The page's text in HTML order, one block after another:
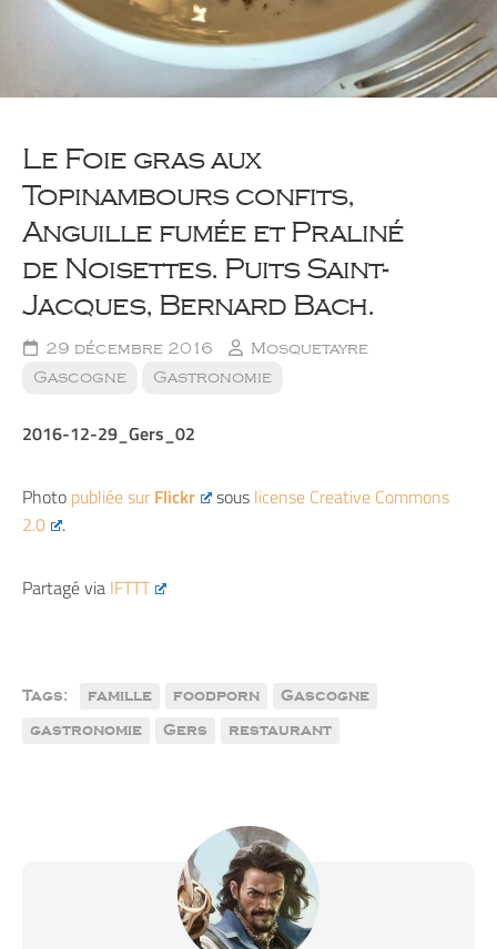
Le Foie gras aux
Topinambours confits,
Anguille fumée et Praliné
de Noisettes. Puits Saint-
Jacques, Bernard Bach.
29 décembre 2016
Mosquetayre
Gascogne
Gastronomie
2016-12-29_Gers_02
Photo publiée surFlickr sous license Creative Commons
2.0
.
Partagé via IFTTT
Tags: famille foodporn
Gascogne
gastronomie
Gers restaurant